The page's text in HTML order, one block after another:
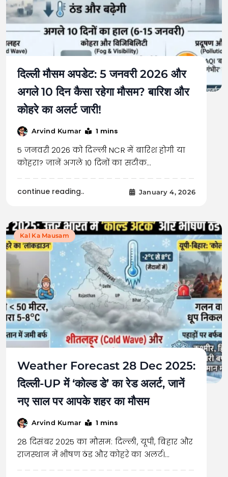
दिल्ली मौसम अपडेट: 5 जनवरी 2026 और
अगले 10 दिन कैसा रहेगा मौसम? बारिश और
कोहरे का अलर्ट जारी!
Arvind Kumar 1 mins
5 जनवरी 2026 को दिल्ली NCR में बारिश होगी या
कोहरा? जानें अगले 10 दिनों का सटीक…
continue reading.. January 4, 2026
Kal Ka Mausam
Weather Forecast 28 Dec 2025:
दिल्ली-UP में ‘कोल्ड डे’ का रेड अलर्ट, जानें
नए साल पर आपके शहर का मौसम
Arvind Kumar 1 mins
28 दिसंबर 2025 का मौसम: दिल्ली, यूपी, बिहार और
राजस्थान में भीषण ठंड और कोहरे का अलर्ट।…